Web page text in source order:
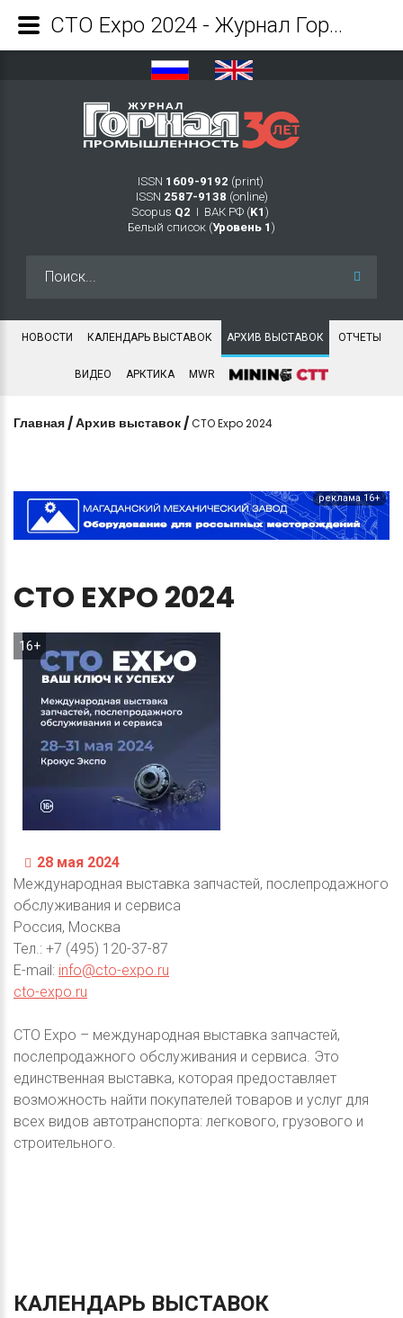
ISSN 1609-9192 (print)
ISSN 2587-9138 (online)
Scopus Q2 Ι ВАК РФ (K1 )
Белый список (Уровень 1 )
НОВОСТИ КАЛЕНДАРЬ ВЫСТАВОК АРХИВ ВЫСТАВОК ОТЧЕТЫ
ВИДЕО АРКТИКА MWR
Главная /Архив выставок /CTO Expo 2024
реклама 16+
CTO EXPO 2024
16+
28 мая 2024
Международная выставка запчастей, послепродажного
обслуживания и сервиса
Россия, Москва
Тел.: +7 (495) 120-37-87
E-mail: info@cto-expo.ru
cto-expo.ru
CTO Expo – международная выставка запчастей,
послепродажного обслуживания и сервиса. Это
единственная выставка, которая предоставляет
возможность найти покупателей товаров и услуг для
всех видов автотранспорта: легкового, грузового и
строительного.
КАЛЕНДАРЬ ВЫСТАВОК
CTO Expo 2024 - Журнал Горная промышленность